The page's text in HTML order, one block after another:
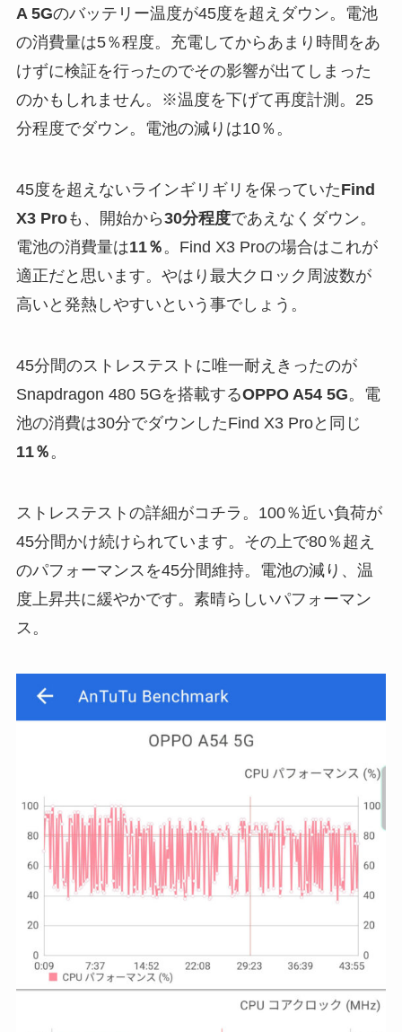
A 5Gのバッテリー温度が45度を超えダウン。電池
の消費量は5％程度。充電してからあまり時間をあ
けずに検証を行ったのでその影響が出てしまった
のかもしれません。※温度を下げて再度計測。25
分程度でダウン。電池の減りは10％。
45度を超えないラインギリギリを保っていたFind
X3 Proも、開始から30分程度であえなくダウン。
電池の消費量は11％ 。Find X3 Proの場合はこれが
適正だと思います。やはり最大クロック周波数が
高いと発熱しやすいという事でしょう。
45分間のストレステストに唯一耐えきったのが
Snapdragon 480 5Gを搭載するOPPO A54 5G。電
池の消費は30分でダウンしたFind X3 Proと同じ
11％ 。
ストレステストの詳細がコチラ。100％近い負荷が
45分間かけ続けられています。その上で80％超え
のパフォーマンスを45分間維持。電池の減り、温
度上昇共に緩やかです。素晴らしいパフォーマン
ス。